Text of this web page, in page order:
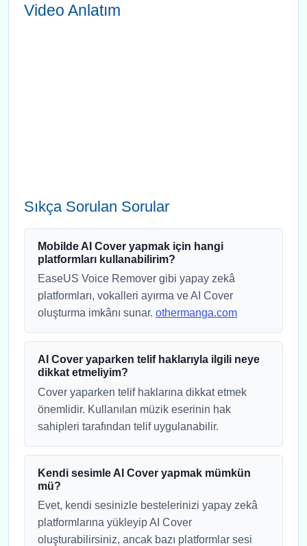
Video Anlatım
Sıkça Sorulan Sorular
Mobilde AI Cover yapmak için hangi
platformları kullanabilirim?
EaseUS Voice Remover gibi yapay zekâ
platformları, vokalleri ayırma ve AI Cover
oluşturma imkânı sunar.othermanga.com
AI Cover yaparken telif haklarıyla ilgili neye
dikkat etmeliyim?
Cover yaparken telif haklarına dikkat etmek
önemlidir. Kullanılan müzik eserinin hak
sahipleri tarafından telif uygulanabilir.
Kendi sesimle AI Cover yapmak mümkün
mü?
Evet, kendi sesinizle bestelerinizi yapay zekâ
platformlarına yükleyip AI Cover
oluşturabilirsiniz, ancak bazı platformlar sesi